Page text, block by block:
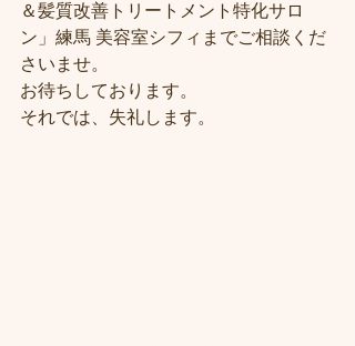
＆髪質改善トリートメント特化サロ
ン」練馬 美容室シフィまでご相談くだ
さいませ。
お待ちしております。
それでは、失礼します。